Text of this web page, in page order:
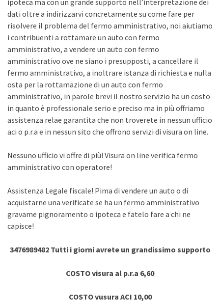
ipoteca ma con un grande supporto nell’interpretazione dei
dati oltre a indirizzarvi concretamente su come fare per
risolvere il problema del fermo amministrativo, noi aiutiamo
i contribuenti a rottamare un auto con fermo
amministrativo, a vendere un auto con fermo
amministrativo ove ne siano i presupposti, a cancellare il
fermo amministrativo, a inoltrare istanza di richiesta e nulla
osta per la rottamazione di un auto con fermo
amministrativo, in parole brevi il nostro servizio ha un costo
in quanto è professionale serio e preciso ma in più offriamo
assistenza relae garantita che non troverete in nessun ufficio
aci o p.r.a e in nessun sito che offrono servizi di visura on line.
Nessuno ufficio vi offre di più! Visura on line verifica fermo
amministrativo con operatore!
Assistenza Legale fiscale! Pima di vendere un auto o di
acquistarne una verificate se ha un fermo amministrativo
gravame pignoramento o ipoteca e fatelo fare a chi ne
capisce!
3476989482 Tutti i giorni avrete un grandissimo supporto
COSTO visura al p.r.a 6,60
COSTO vusura ACI 10,00